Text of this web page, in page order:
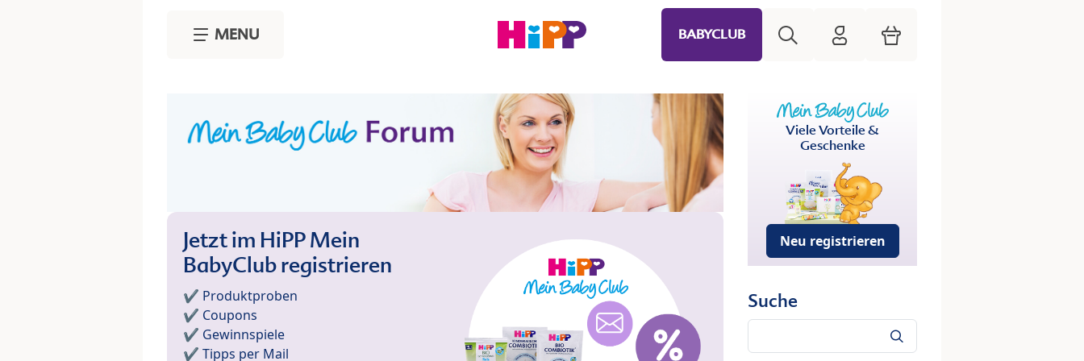
MENU BABYCLUB HiPP Mein Babyclub
Warenkorb
Jetzt im HiPP Mein
BabyClub registrieren
✔️ Produktproben
✔️ Coupons
✔️ Gewinnspiele
✔️ Tipps per Mail
Viele Vorteile &
Geschenke
Neu registrieren
Suche